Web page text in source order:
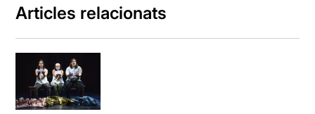
Articles relacionats